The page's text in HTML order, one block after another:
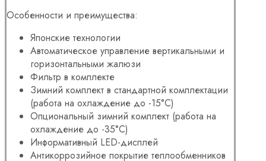
Особенности и преимущества:
Японские технологии
Автоматическое управление вертикальными и
горизонтальными жалюзи
Фильтр в комплекте
Зимний комплект в стандартной комплектации
(работа на охлаждение до -15°С)
Опциональный зимний комплект (работа на
охлаждение до -35°С)
Информативный LED-дисплей
Антикоррозийное покрытие теплообменников